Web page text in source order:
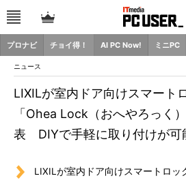
プロナビ チョイ得！ AI PC Now! ミニPC
ニュース
LIXILが室内ドア向けスマート
「Ohea Lock（おへやろっく
表 DIYで手軽に取り付けが可
LIXILが室内ドア向けスマートロ